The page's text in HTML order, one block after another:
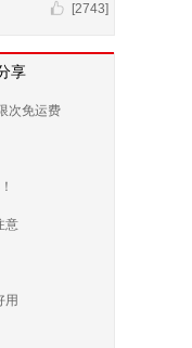
[2743]
享
次免运费
意
用